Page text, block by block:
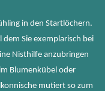
in den Startlöchern.
dem Sie exemplarisch bei
Nisthilfe anzubringen
Blumenkübel oder
mutiert so zum